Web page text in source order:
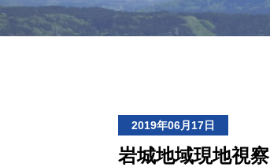
2019年06月17日
岩城地域現地視察